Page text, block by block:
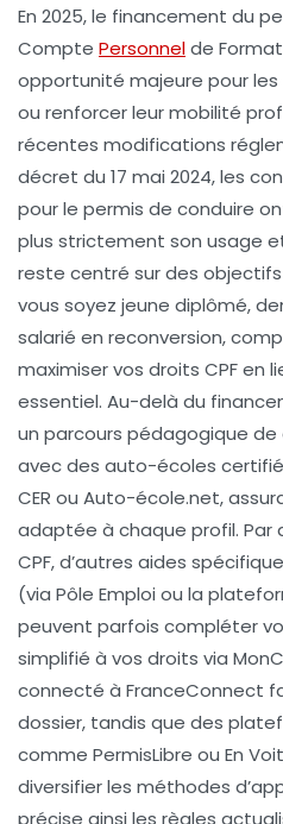
En 2025, le financement du
Compte Personnelde
opportunité majeure pour
ou renforcer leur mobilité
récentes modifications
décret du 17 mai 2024, les
pour le permis de conduire
plus strictement son usage
reste centré sur des
vous soyez jeune diplômé,
salarié en reconversion,
maximiser vos droits CPF en
essentiel. Au-delà du
un parcours pédagogique
avec des auto-écoles
CER ou Auto-école.net,
adaptée à chaque profil. Par
CPF, d’autres aides
(via Pôle Emploi ou la
peuvent parfois compléter
simplifié à vos droits via
connecté à FranceConnect
dossier, tandis que des
comme PermisLibre ou En
diversifier les méthodes